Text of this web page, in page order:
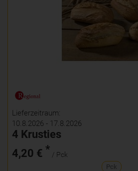
Lieferzeitraum:
10.8.2026 - 17.8.2026
4 Krusties
4,20 € * / Pck
Pck